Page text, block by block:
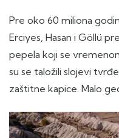
Pre oko 60 miliona
Erciyes, Hasan i Göllü
pepela koji se
su se taložili slojevi
zaštitne kapice. Malo